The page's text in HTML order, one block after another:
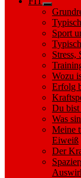
Show
sub
menu
Sport
Stress,
Wozu
Erfolg
Du bist
Was
Meine
Eiweiß
Der